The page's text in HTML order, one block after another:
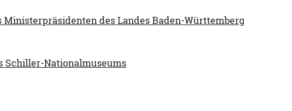
des Landes Baden-Württemberg
Schiller-Nationalmuseums